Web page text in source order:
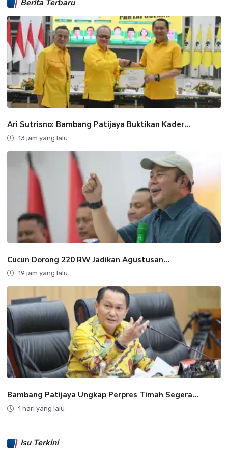
Berita Terbaru
Ari Sutrisno: Bambang Patijaya Buktikan Kader...
13 jam yang lalu
Cucun Dorong 220 RW Jadikan Agustusan...
19 jam yang lalu
Bambang Patijaya Ungkap Perpres Timah Segera...
1 hari yang lalu
Isu Terkini